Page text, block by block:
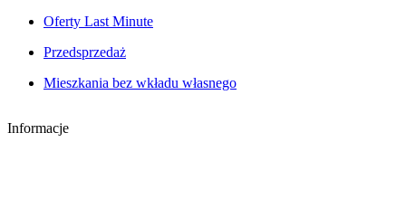
Oferty Last Minute
Przedsprzedaż
Mieszkania bez wkładu własnego
Informacje